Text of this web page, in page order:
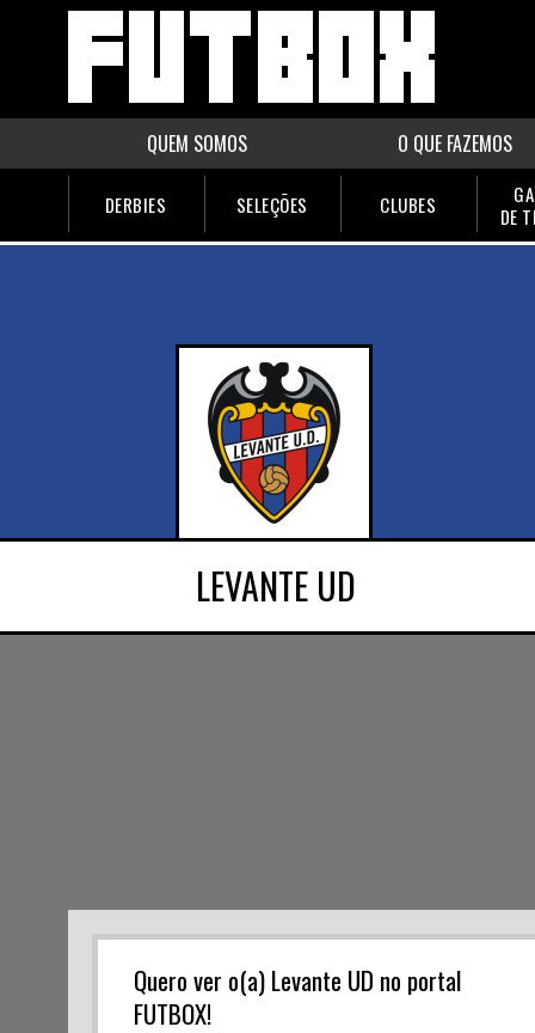
QUEM SOMOS O QUE FAZEMOS
DERBIES SELEÇÕES CLUBES
DE
LEVANTE UD
Quero ver o(a) Levante UD no portal
FUTBOX!